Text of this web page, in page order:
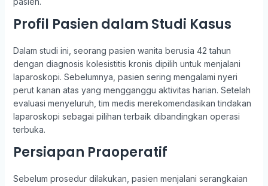
Profil Pasien dalam Studi Kasus
Dalam studi ini, seorang pasien wanita berusia 42 tahun
dengan diagnosis kolesistitis kronis dipilih untuk menjalani
laparoskopi. Sebelumnya, pasien sering mengalami nyeri
perut kanan atas yang mengganggu aktivitas harian. Setelah
evaluasi menyeluruh, tim medis merekomendasikan tindakan
laparoskopi sebagai pilihan terbaik dibandingkan operasi
terbuka.
Persiapan Praoperatif
Sebelum prosedur dilakukan, pasien menjalani serangkaian